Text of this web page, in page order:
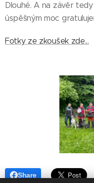
Dlouhé. A na závěr
úspěšným moc
Fotky ze zkoušek zde...
Share